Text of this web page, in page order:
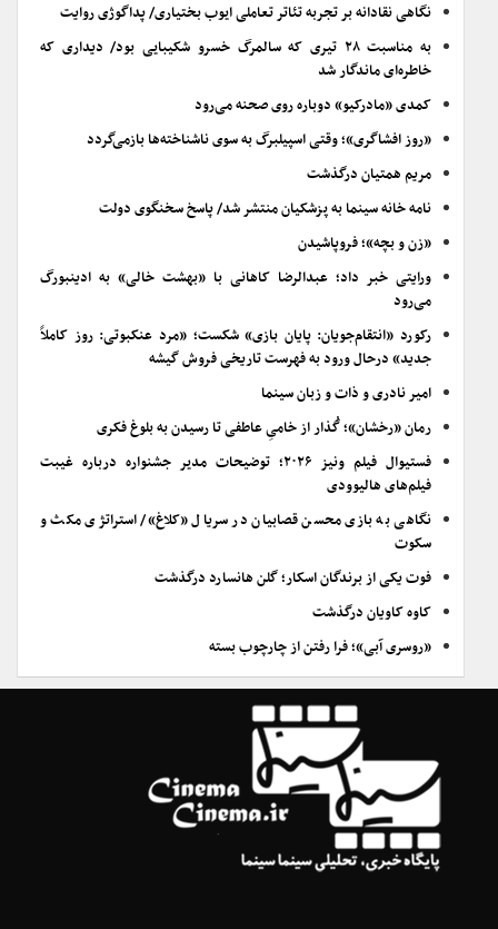
نگاهی نقادانه بر تجربه تئاتر تعاملی ایوب بختیاری/ پداگوژی روایت
به مناسبت ۲۸ تیری که سالمرگ خسرو شکیبایی بود/ دیداری که
خاطره‌ای ماندگار شد
کمدی «مادرکیو» دوباره روی صحنه می‌رود
«روز افشاگری»؛ وقتی اسپیلبرگ به سوی ناشناخته‌ها بازمی‌گردد
مریم همتیان درگذشت
نامه خانه سینما به پزشکیان منتشر شد/ پاسخ سخنگوی دولت
«زن و بچه»؛ فروپاشیدن
ورایتی خبر داد؛ عبدالرضا کاهانی با «بهشت خالی» به ادینبورگ
می‌رود
رکورد «انتقام‌جویان: پایان بازی» شکست؛ «مرد عنکبوتی: روز کاملاً
جدید» درحال ورود به فهرست تاریخی فروش گیشه
امیر نادری و ذات و زبان سینما
رمان «رخشان»؛ گُذار از خامیِ عاطفی تا رسیدن به بلوغ فکری
فستیوال فیلم ونیز ۲۰۲۶؛ توضیحات مدیر جشنواره درباره غیبت
فیلم‌های هالیوودی
نگاهی به بازی محسن قصابیان در سریال «کلاغ»/ استراتژی مکث و
سکوت
فوت یکی از برندگان اسکار؛ گلن هانسارد درگذشت
کاوه کاویان درگذشت
«روسری آبی»؛ فرا رفتن از چارچوب بسته